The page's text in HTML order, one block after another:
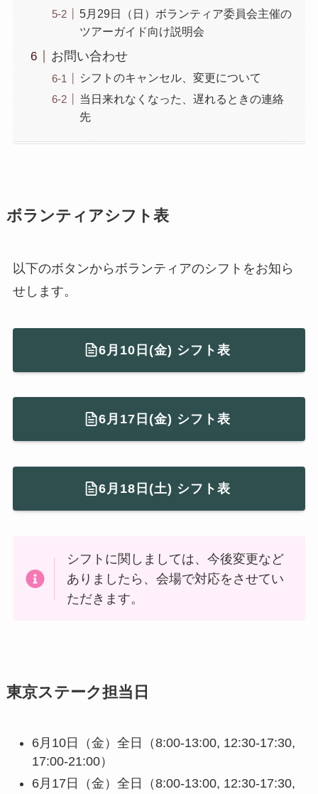
5月29日（日）ボランティア委員会主催の
ツアーガイド向け説明会
お問い合わせ
シフトのキャンセル、変更について
当日来れなくなった、遅れるときの連絡
先
ボランティアシフト表
以下のボタンからボランティアのシフトをお知ら
せします。
6月10日(金) シフト表
6月17日(金) シフト表
6月18日(土) シフト表
シフトに関しましては、今後変更など
ありましたら、会場で対応をさせてい
ただきます。
東京ステーク担当日
6月10日（金）全日（8:00-13:00, 12:30-17:30,
17:00-21:00）
6月17日（金）全日（8:00-13:00, 12:30-17:30,